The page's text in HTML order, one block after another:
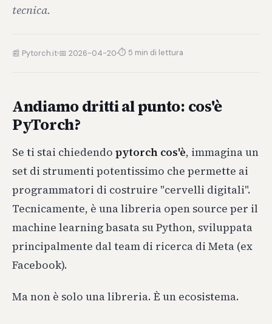
tecnica.
📰 Pytorch.it 📅 2026-04-20 ⏱ 5 min di lettura
Andiamo dritti al punto: cos'è
PyTorch?
Se ti stai chiedendo pytorch cos'è, immagina un
set di strumenti potentissimo che permette ai
programmatori di costruire "cervelli digitali".
Tecnicamente, è una libreria open source per il
machine learning basata su Python, sviluppata
principalmente dal team di ricerca di Meta (ex
Facebook).
Ma non è solo una libreria. È un ecosistema.